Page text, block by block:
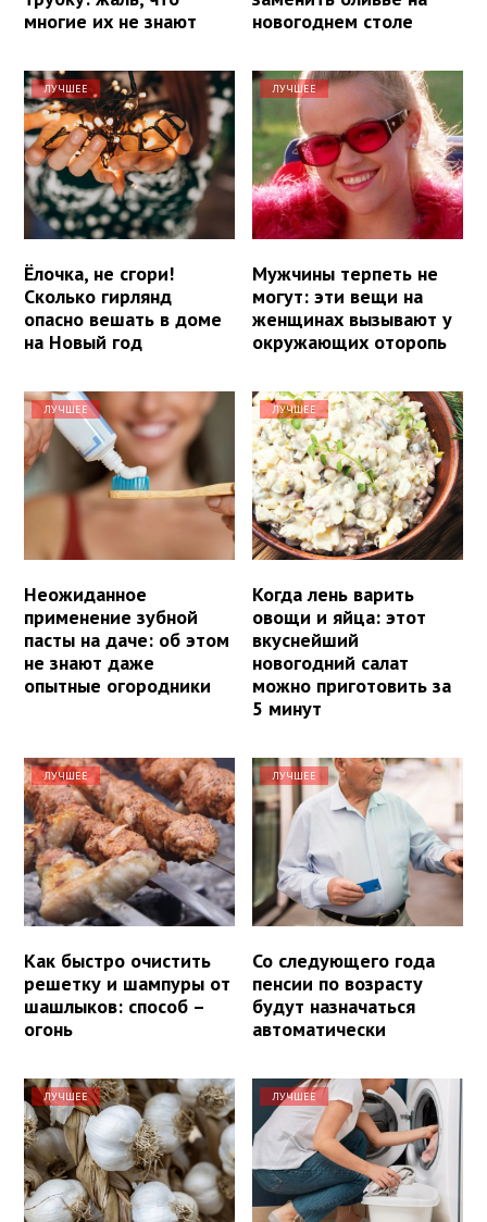
многие их не знают
новогоднем столе
ЛУЧШЕЕ
Ёлочка, не сгори!
Сколько гирлянд
опасно вешать в доме
на Новый год
ЛУЧШЕЕ
Мужчины терпеть не
могут: эти вещи на
женщинах вызывают у
окружающих оторопь
ЛУЧШЕЕ
Неожиданное
применение зубной
пасты на даче: об этом
не знают даже
опытные огородники
ЛУЧШЕЕ
Когда лень варить
овощи и яйца: этот
вкуснейший
новогодний салат
можно приготовить за
5 минут
ЛУЧШЕЕ
Как быстро очистить
решетку и шампуры от
шашлыков: способ –
огонь
ЛУЧШЕЕ
Со следующего года
пенсии по возрасту
будут назначаться
автоматически
ЛУЧШЕЕ ЛУЧШЕЕ